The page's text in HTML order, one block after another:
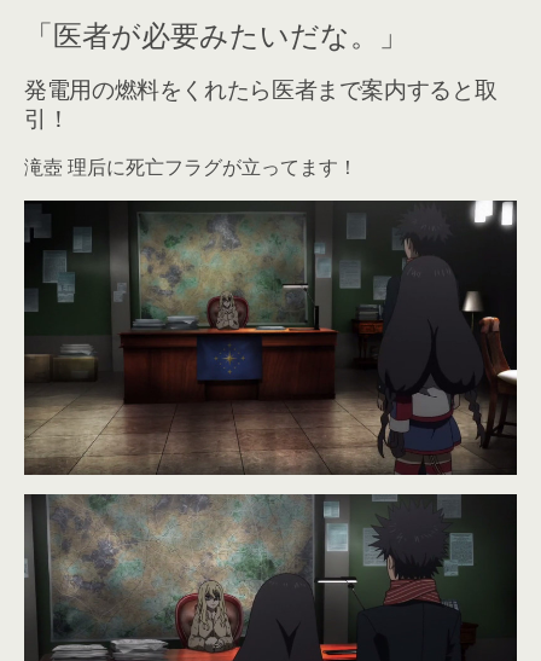
「医者が必要みたいだな。」
発電用の燃料をくれたら医者まで案内すると取
引！
滝壺 理后に死亡フラグが立ってます！